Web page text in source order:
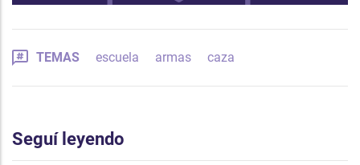
TEMAS escuela armas caza
Seguí leyendo